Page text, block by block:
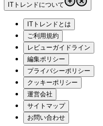
ITトレンドについて
ITトレンドとは
ご利用規約
レビューガイドライン
編集ポリシー
プライバシーポリシー
クッキーポリシー
運営会社
サイトマップ
お問い合わせ